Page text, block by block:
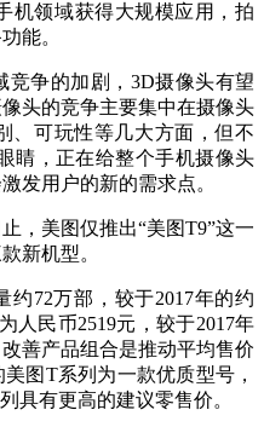
机领域获得大规模应用，拍
能。
争的加剧，3D摄像头有望
头的竞争主要集中在摄像头
、可玩性等几大方面，但不
睛，正在给整个手机摄像头
发用户的新的需求点。
美图仅推出“美图T9”这一
新机型。
72万部，较于2017年的约
人民币2519元，较于2017年
善产品组合是推动平均售价
图T系列为一款优质型号，
具有更高的建议零售价。